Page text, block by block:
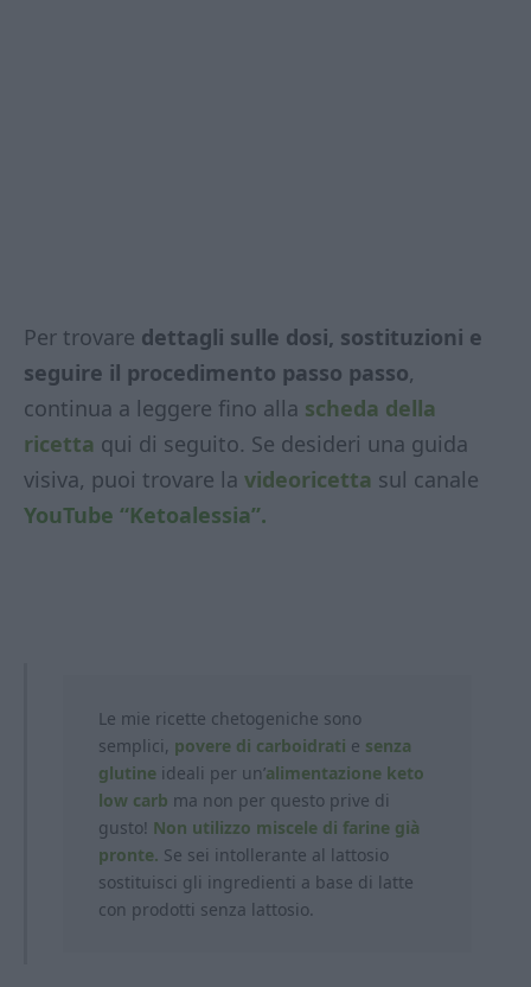
Per trovare dettagli sulle dosi, sostituzioni e
seguire il procedimento passo passo,
continua a leggere fino alla scheda della
ricetta qui di seguito. Se desideri una guida
visiva, puoi trovare la videoricetta sul canale
YouTube “Ketoalessia”.
Le mie ricette chetogeniche sono
semplici, povere di carboidrati e senza
glutine ideali per un’alimentazione keto
low carb ma non per questo prive di
gusto! Non utilizzo miscele di farine già
pronte. Se sei intollerante al lattosio
sostituisci gli ingredienti a base di latte
con prodotti senza lattosio.